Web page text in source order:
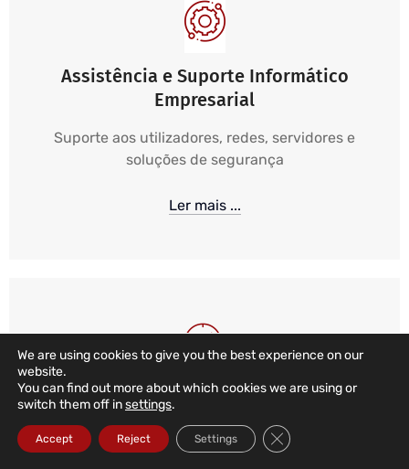
Assistência e Suporte Informático
Empresarial
Suporte aos utilizadores, redes, servidores e
soluções de segurança
Ler mais ...
Suporte Informático 24/7 365
Monitorização e Alarmística 24 horas, 365 dias,
We are using cookies to give you the best experience on our
website.
You can find out more about which cookies we are using or
switch them off insettings.
Accept Reject Settings Close GDPR Cookie